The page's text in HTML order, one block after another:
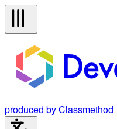
produced by Classmethod